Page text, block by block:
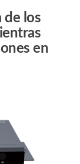
de los
en